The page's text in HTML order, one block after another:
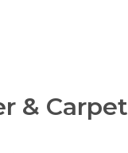
& Carpet